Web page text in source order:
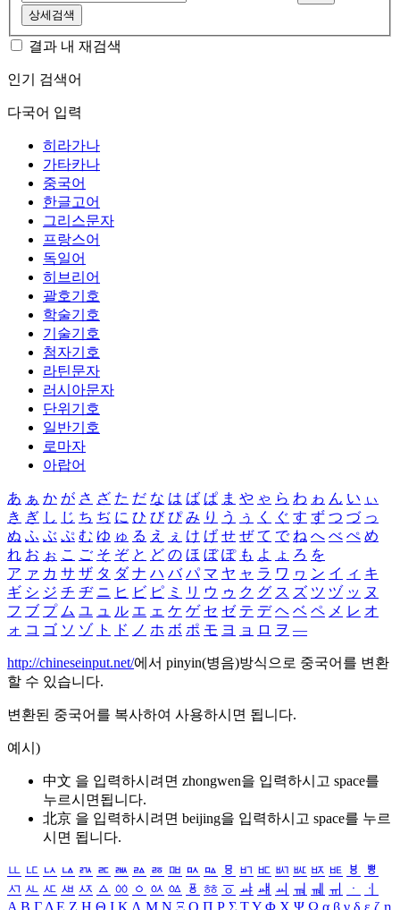
상세검색
결과 내 재검색
인기 검색어
다국어 입력
히라가나
가타카나
중국어
한글고어
그리스문자
프랑스어
독일어
히브리어
괄호기호
학술기호
기술기호
첨자기호
라틴문자
러시아문자
단위기호
일반기호
로마자
아랍어
あ ぁ か が さ ざ た だ な は ば ぱ ま や ゃ ら わ ゎ ん い ぃ
き ぎ し じ ち ぢ に ひ び ぴ み り う ぅ く ぐ す ず つ づ っ
ぬ ふ ぶ ぷ む ゆ ゅ る え ぇ け げ せ ぜ て で ね へ べ ぺ め
れ お ぉ こ ご そ ぞ と ど の ほ ぼ ぽ も よ ょ ろ を
ア ァ カ サ ザ タ ダ ナ ハ バ パ マ ヤ ャ ラ ワ ヮ ン イ ィ キ
ギ シ ジ チ ヂ ニ ヒ ビ ピ ミ リ ウ ゥ ク グ ス ズ ツ ヅ ッ ヌ
フ ブ プ ム ユ ュ ル エ ェ ケ ゲ セ ゼ テ デ ヘ ベ ペ メ レ オ
ォ コ ゴ ソ ゾ ト ド ノ ホ ボ ポ モ ヨ ョ ロ ヲ ―
http://chineseinput.net/에서 pinyin(병음)방식으로 중국어를 변환
할 수 있습니다.
변환된 중국어를 복사하여 사용하시면 됩니다.
예시)
中文 을 입력하시려면 zhongwen을 입력하시고 space를
누르시면됩니다.
北京 을 입력하시려면 beijing을 입력하시고 space를 누르
시면 됩니다.
ㅥ ㅦ ㅧ ㅨ ㅩ ㅪ ㅫ ㅬ ㅭ ㅮ ㅯ ㅰ ㅱ ㅲ ㅳ ㅴ ㅵ ㅶ ㅷ ㅸ
ㅹ
ㅺ ㅻ ㅼ ㅽ ㅾ ㅿ ㆀ ㆁ ㆂ ㆃ ㆄ ㆅ ㆆ ㆇ ㆈ ㆉ ㆊ ㆋ ㆌ ㆍ
ㆎ